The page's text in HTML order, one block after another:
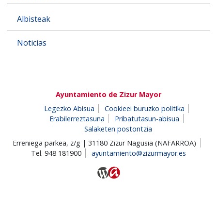
Albisteak
Noticias
Ayuntamiento de Zizur Mayor
Legezko Abisua
Cookieei buruzko politika
Erabilerreztasuna
Pribatutasun-abisua
Salaketen postontzia
Erreniega parkea, z/g | 31180 Zizur Nagusia (NAFARROA)
Tel. 948 181900
ayuntamiento@zizurmayor.es